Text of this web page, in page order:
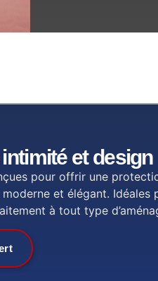
et design
pour offrir une
et élégant. Idéales
à tout type